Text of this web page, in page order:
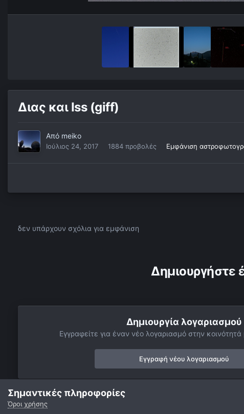
Διας και Iss (giff)
Από meiko
Ιούλιος 24, 2017 1884 προβολές Εμφάνιση
δεν υπάρχουν σχόλια για εμφάνιση
Δημιουργήστε
Δημιουργία λογαριασμού
Εγγραφείτε για έναν νέο λογαριασμό στην
Εγγραφή νέου λογαριασμού
Αρχή
Σημαντικές πληροφορίες
Όροι χρήσης